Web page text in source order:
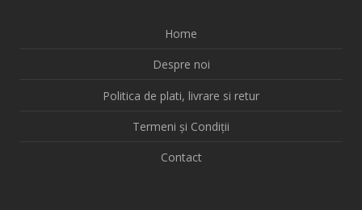
Home
Despre noi
Politica de plati, livrare si retur
Termeni și Condiții
Contact